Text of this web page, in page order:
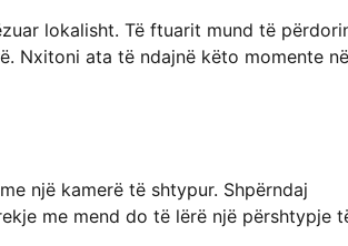
lokalisht. Të ftuarit mund të
Nxitoni ata të ndajnë këto momente në
një kamerë të shtypur. Shpërndaj
me mend do të lërë një përshtypje